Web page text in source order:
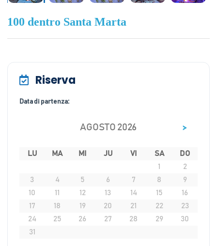
100 dentro Santa Marta
Riserva
Data di partenza:
AGOSTO 2026 >
LU MA MI JU VI SA
DO
1
2
3
4 5 6 7 8
9
10
11 12 13 14 15
16
17
18 19 20 21 22
23
24
25 26 27 28 29
30
31